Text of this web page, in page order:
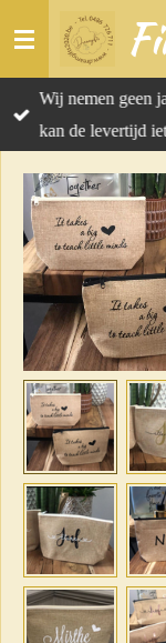
Ga
naar
de
hoofdinhoud
Wij nemen geen
kan de levertijd